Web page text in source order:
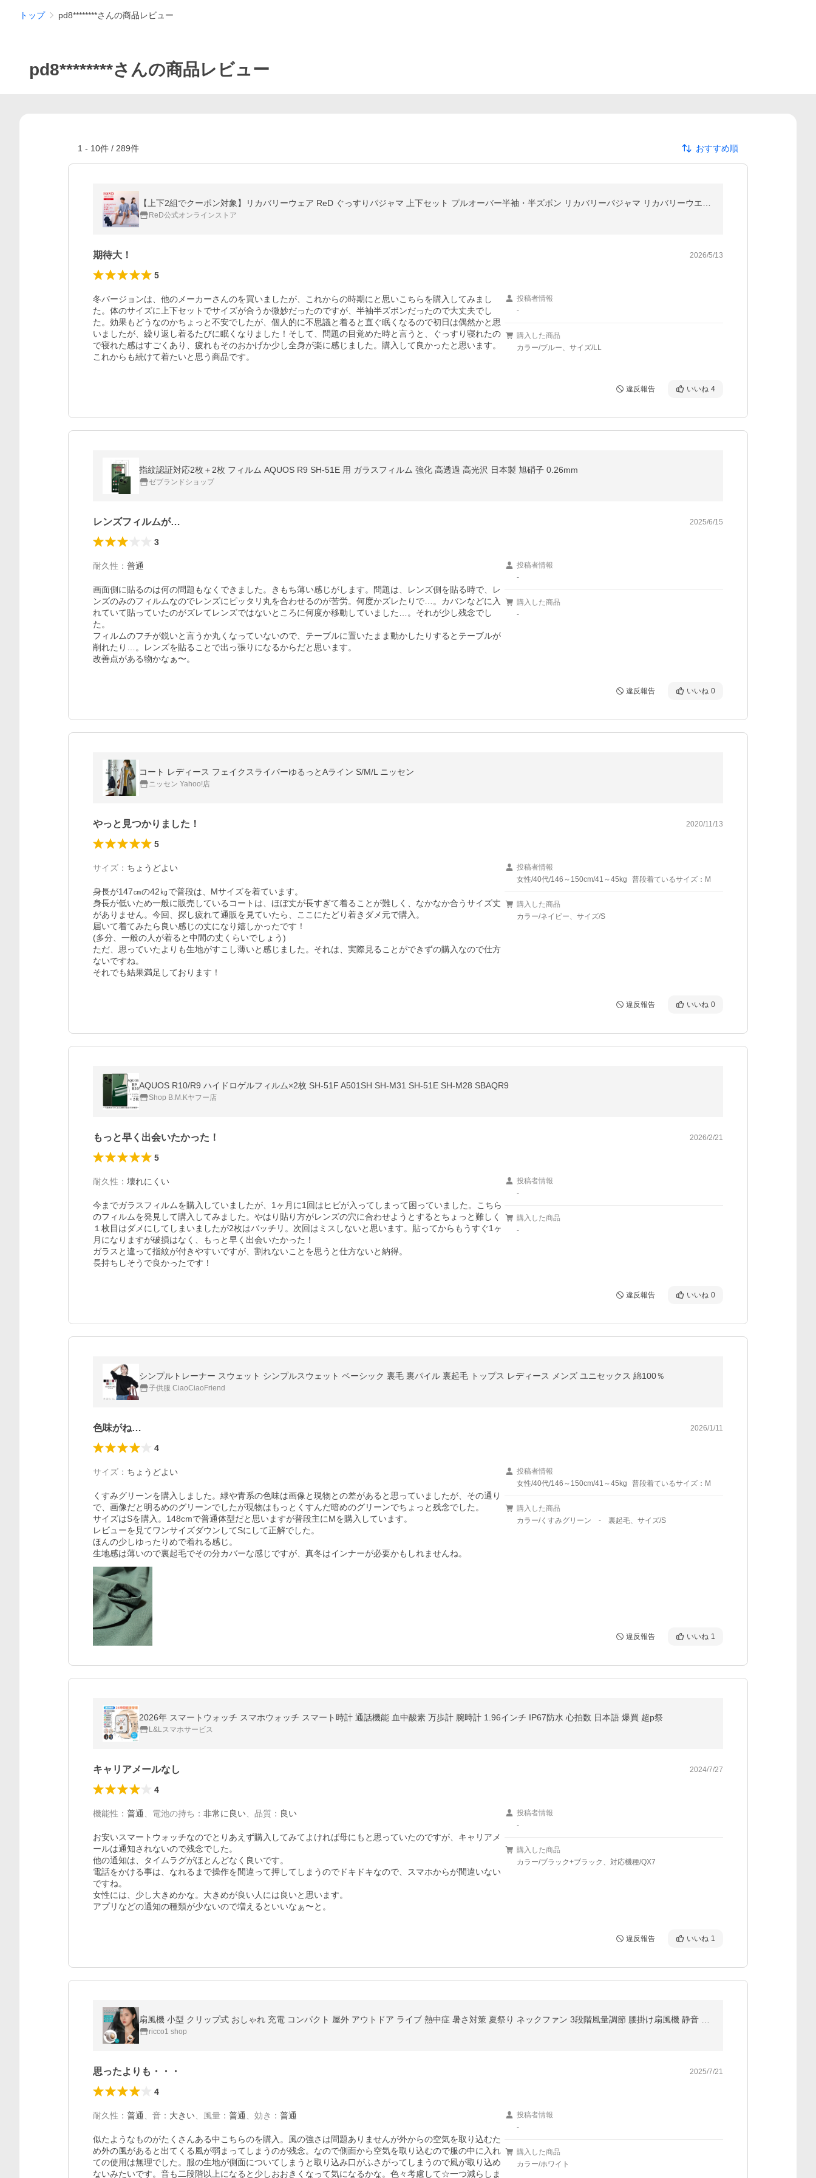
トップ pd8********さんの商品レビュー
pd8********さんの商品レビュー
1 - 10件 / 289件 おすすめ順
ReD公式オンラインストア
期待大！ 2026/5/13
5
冬バージョンは、他のメーカーさんのを買いましたが、これからの時期にと思いこちらを購入してみまし
た。体のサイズに上下セットでサイズが合うか微妙だったのですが、半袖半ズボンだったので大丈夫でし
た。効果もどうなのかちょっと不安でしたが、個人的に不思議と着ると直ぐ眠くなるので初日は偶然かと思
いましたが、繰り返し着るたびに眠くなりました！そして、問題の目覚めた時と言うと、ぐっすり寝れたの
で寝れた感はすごくあり、疲れもそのおかげか少し全身が楽に感じました。購入して良かったと思います。
これからも続けて着たいと思う商品です。
投稿者情報
-
購入した商品
カラー/ブルー、サイズ/LL
違反報告 いいね 4
指紋認証対応2枚＋2枚 フィルム AQUOS R9 SH-51E 用 ガラスフィルム 強化 高透過 高光沢 日本製 旭硝子 0.26mm
ゼブランドショップ
レンズフィルムが… 2025/6/15
3
耐久性 ： 普通
画面側に貼るのは何の問題もなくできました。きもち薄い感じがします。問題は、レンズ側を貼る時で、レ
ンズのみのフィルムなのでレンズにピッタリ丸を合わせるのが苦労。何度かズレたりで…。カバンなどに入
れていて貼っていたのがズレてレンズではないところに何度か移動していました…。それが少し残念でし
た。
フィルムのフチが鋭いと言うか丸くなっていないので、テーブルに置いたまま動かしたりするとテーブルが
削れたり…。レンズを貼ることで出っ張りになるからだと思います。
投稿者情報
-
購入した商品
-
違反報告 いいね 0
コート レディース フェイクスライバーゆるっとAライン S/M/L ニッセン
ニッセン Yahoo!店
やっと見つかりました！ 2020/11/13
5
サイズ ： ちょうどよい
身長が147㎝の42㎏で普段は、Mサイズを着ています。
身長が低いため一般に販売しているコートは、ほぼ丈が長すぎて着ることが難しく、なかなか合うサイズ丈
がありません。今回、探し疲れて通販を見ていたら、ここにたどり着きダメ元で購入。
届いて着てみたら良い感じの丈になり嬉しかったです！
(多分、一般の人が着ると中間の丈くらいでしょう)
ただ、思っていたよりも生地がすこし薄いと感じました。それは、実際見ることができずの購入なので仕方
ないですね。
それでも結果満足しております！
投稿者情報
女性/40代/146～150cm/41～45kg
普段着ているサイズ：M
購入した商品
カラー/ネイビー、サイズ/S
違反報告 いいね 0
AQUOS R10/R9 ハイドロゲルフィルム×2枚 SH-51F A501SH SH-M31 SH-51E SH-M28 SBAQR9
Shop B.M.Kヤフー店
もっと早く出会いたかった！ 2026/2/21
5
耐久性 ： 壊れにくい
今までガラスフィルムを購入していましたが、1ヶ月に1回はヒビが入ってしまって困っていました。こちら
のフィルムを発見して購入してみました。やはり貼り方がレンズの穴に合わせようとするとちょっと難しく
１枚目はダメにしてしまいましたが2枚はバッチリ。次回はミスしないと思います。貼ってからもうすぐ1ヶ
月になりますが破損はなく、もっと早く出会いたかった！
ガラスと違って指紋が付きやすいですが、割れないことを思うと仕方ないと納得。
投稿者情報
-
購入した商品
-
違反報告 いいね 0
シンプルトレーナー スウェット シンプルスウェット ベーシック 裏毛 裏パイル 裏起毛 トップス レディース メンズ ユニセックス 綿100％
子供服 CiaoCiaoFriend
色味がね… 2026/1/11
4
サイズ ： ちょうどよい
くすみグリーンを購入しました。緑や青系の色味は画像と現物との差があると思っていましたが、その通り
で、画像だと明るめのグリーンでしたが現物はもっとくすんだ暗めのグリーンでちょっと残念でした。
サイズはSを購入。148cmで普通体型だと思いますが普段主にMを購入しています。
レビューを見てワンサイズダウンしてSにして正解でした。
ほんの少しゆったりめで着れる感じ。
生地感は薄いので裏起毛でその分カバーな感じですが、真冬はインナーが必要かもしれませんね。
投稿者情報
女性/40代/146～150cm/41～45kg
普段着ているサイズ：M
購入した商品
カラー/くすみグリーン - 裏起毛、サイズ/S
違反報告 いいね 1
2026年 スマートウォッチ スマホウォッチ スマート時計 通話機能 血中酸素 万歩計 腕時計 1.96インチ IP67防水 心拍数 日本語 爆買 超p祭
L&Lスマホサービス
キャリアメールなし 2024/7/27
4
機能性 ： 普通 電池の持ち ： 非常に良い 品質 ： 良い
お安いスマートウォッチなのでとりあえず購入してみてよければ母にもと思っていたのですが、キャリアメ
ールは通知されないので残念でした。
他の通知は、タイムラグがほとんどなく良いです。
電話をかける事は、なれるまで操作を間違って押してしまうのでドキドキなので、スマホからが間違いない
ですね。
女性には、少し大きめかな。大きめが良い人には良いと思います。
アプリなどの通知の種類が少ないので増えるといいなぁ〜と。
投稿者情報
-
購入した商品
カラー/ブラック+ブラック、対応機種/QX7
違反報告 いいね 1
ricco1 shop
思ったよりも・・・ 2025/7/21
4
耐久性 ： 普通 音 ： 大きい 風量 ： 普通 効き ： 普通
似たようなものがたくさんある中こちらのを購入。風の強さは問題ありませんが外からの空気を取り込むた
め外の風があると出てくる風が弱まってしまうのが残念。なので側面から空気を取り込むので服の中に入れ
ての使用は無理でした。服の生地が側面についてしまうと取り込み口がふさがってしまうので風が取り込め
ないみたいです。音も二段階以上になると少しおおきくなって気になるかな。色々考慮して☆一つ減らしま
投稿者情報
-
購入した商品
カラー/ホワイト